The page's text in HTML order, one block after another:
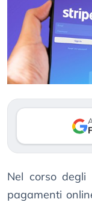
Nel corso degli
pagamenti